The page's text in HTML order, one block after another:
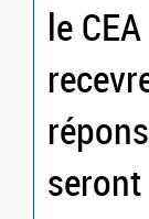
le
seront